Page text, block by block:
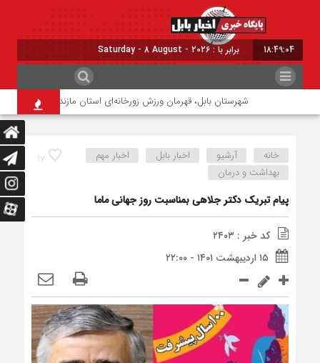
18:49:04 برابر با : Saturday - 8 August - 2026
شهرستان بابل، قهرمان ورزش زورخانه‌ای استان مازندران شد
۱۷ خانه آرشیو اخبار بابل
اخبار مهم
بهداشت و درمان
پیام تبریک دکتر جلاهی بمناسبت روز جهانی ماما
کد خبر : ۲۴۰۳
۱۵ اردیبهشت ۱۴۰۱ - ۲۲:۰۰